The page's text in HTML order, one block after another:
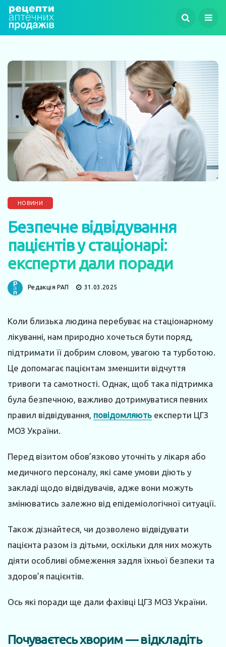
НОВИНИ
Безпечне відвідування
пацієнтів у стаціонарі:
експерти дали поради
Редакція РАП 31.03.2025
Коли близька людина перебуває на стаціонарному
лікуванні, нам природно хочеться бути поряд,
підтримати її добрим словом, увагою та турботою.
Це допомагає пацієнтам зменшити відчуття
тривоги та самотності. Однак, щоб така підтримка
була безпечною, важливо дотримуватися певних
правил відвідування, повідомляють експерти ЦГЗ
МОЗ України.
Перед візитом обов’язково уточніть у лікаря або
медичного персоналу, які саме умови діють у
закладі щодо відвідувачів, адже вони можуть
змінюватись залежно від епідеміологічної ситуації.
Також дізнайтеся, чи дозволено відвідувати
пацієнта разом із дітьми, оскільки для них можуть
діяти особливі обмеження задля їхньої безпеки та
здоров’я пацієнтів.
Ось які поради ще дали фахівці ЦГЗ МОЗ України.
Почуваєтесь хворим — відкладіть